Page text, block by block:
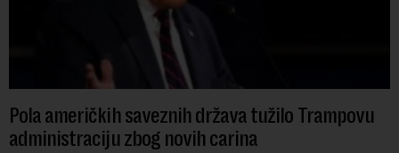
Pola američkih saveznih država tužilo Trampovu
administraciju zbog novih carina